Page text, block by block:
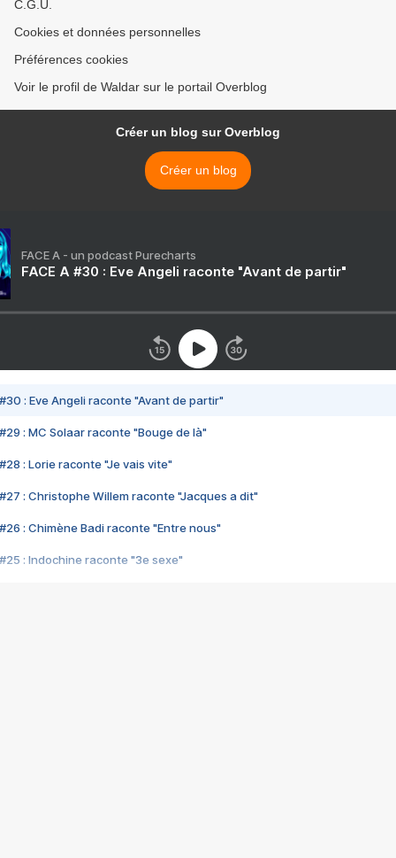
C.G.U.
Cookies et données personnelles
Préférences cookies
Voir le profil de Waldar sur le portail Overblog
Créer un blog sur Overblog
Créer un blog
FACE A - un podcast Purecharts
FACE A #30 : Eve Angeli raconte "Avant de partir"
#30 : Eve Angeli raconte "Avant de partir"
#29 : MC Solaar raconte "Bouge de là"
#28 : Lorie raconte "Je vais vite"
#27 : Christophe Willem raconte "Jacques a dit"
#26 : Chimène Badi raconte "Entre nous"
#25 : Indochine raconte "3e sexe"